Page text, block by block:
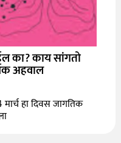
का? काय सांगतो
अहवाल
हा दिवस जागतिक